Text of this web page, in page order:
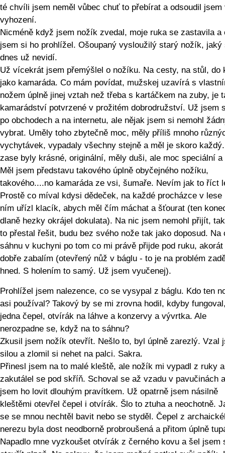
té chvíli jsem neměl vůbec chuť to přebírat a odsoudil jsem
vyhození.
Nicméně když jsem nožík zvedal, moje ruka se zastavila a
jsem si ho prohlížel. Ošoupaný vysloužilý starý nožík, jaký
dnes už nevidí.
Už vícekrát jsem přemýšlel o nožíku. Na cesty, na stůl, do
jako kamaráda. Co mám povídat, mužskej uzavírá s
nožem úplně jinej vztah než třeba s kartáčkem na zuby, je
kamarádství potvrzené v prožitém dobrodružství. Už jsem
po obchodech a na internetu, ale nějak jsem si nemohl
vybrat. Uměly toho zbytečně moc, měly příliš mnoho
vychytávek, vypadaly všechny stejně a měl je skoro
zase byly krásné, originální, měly duši, ale moc speciální a
Měl jsem představu takového úplně obyčejného nožíku,
takového....no kamaráda ze vsi, šumaře. Nevím jak to říct
Prostě co míval kdysi dědeček, na každé procházce v lese
ním uřízl klacík, abych měl čím máchat a šťourat (ten
dlaně hezky okrájel dokulata). Na nic jsem nemohl přijít,
to přestal řešit, budu bez svého nože tak jako doposud. Na
sáhnu v kuchyni po tom co mi právě přijde pod ruku, akorát
dobře zabalím (otevřený nůž v báglu - to je na problém
hned. S holením to samý. Už jsem vyučenej).
Prohlížel jsem nalezence, co se vysypal z báglu. Kdo ten
asi používal? Takový by se mi zrovna hodil, kdyby
jedna čepel, otvírák na láhve a konzervy a vývrtka. Ale
nerozpadne se, když na to sáhnu?
Zkusil jsem nožík otevřít. Nešlo to, byl úplně zarezlý. Vzal
silou a zlomil si nehet na palci. Sakra.
Přinesl jsem na to malé kleště, ale nožík mi vypadl z ruky a
zakutálel se pod skříň. Schoval se až vzadu v pavučinách
jsem ho lovit dlouhým pravítkem. Už opatrně jsem násilně
kleštěmi otevřel čepel i otvírák. Šlo to ztuha a neochotně.
se se mnou nechtěl bavit nebo se styděl. Čepel z
nerezu byla dost neodborně probroušená a přitom úplně
Napadlo mne vyzkoušet otvírák z černého kovu a šel jsem